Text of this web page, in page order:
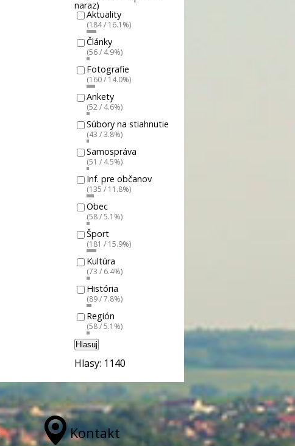
naraz)
Aktuality
(184 / 16.1%)
Články
(56 / 4.9%)
Fotografie
(160 / 14.0%)
Ankety
(52 / 4.6%)
Súbory na stiahnutie
(43 / 3.8%)
Samospráva
(51 / 4.5%)
Inf. pre občanov
(135 / 11.8%)
Obec
(58 / 5.1%)
Šport
(181 / 15.9%)
Kultúra
(73 / 6.4%)
História
(89 / 7.8%)
Región
(58 / 5.1%)
Hlasuj
Hlasy: 1140
Kontakt